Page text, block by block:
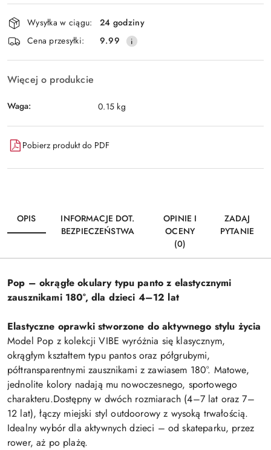
Wyślij
Dostępność
i
dostawa
Wysyłka w ciągu:
24 godziny
Cena przesyłki:
9.99
Więcej o produkcie
Waga: 0.15 kg
Pobierz produkt do PDF
OPIS
INFORMACJE DOT.
BEZPIECZEŃSTWA
OPINIE I
OCENY
(0)
ZADAJ
PYTANIE
Pop – okrągłe okulary typu panto z elastycznymi
zausznikami 180°, dla dzieci 4–12 lat
Elastyczne oprawki stworzone do aktywnego stylu życia
Model Pop z kolekcji VIBE wyróżnia się klasycznym,
okrągłym kształtem typu pantos oraz półgrubymi,
półtransparentnymi zausznikami z zawiasem 180°. Matowe,
jednolite kolory nadają mu nowoczesnego, sportowego
charakteru.Dostępny w dwóch rozmiarach (4–7 lat oraz 7–
12 lat), łączy miejski styl outdoorowy z wysoką trwałością.
Idealny wybór dla aktywnych dzieci – od skateparku, przez
rower, aż po plażę.